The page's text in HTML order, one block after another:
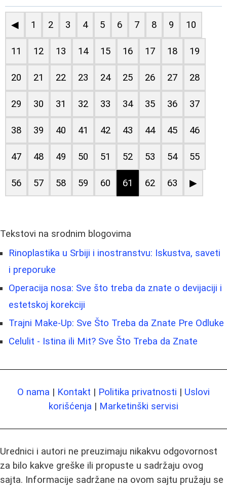
◀ 1 2 3 4 5 6 7 8 9 10
11 12 13 14 15 16 17 18 19
20 21 22 23 24 25 26 27 28
29 30 31 32 33 34 35 36 37
38 39 40 41 42 43 44 45 46
47 48 49 50 51 52 53 54 55
56 57 58 59 60 61 62 63 ▶
Tekstovi na srodnim blogovima
Rinoplastika u Srbiji i inostranstvu: Iskustva, saveti
i preporuke
Operacija nosa: Sve što treba da znate o devijaciji i
estetskoj korekciji
Trajni Make-Up: Sve Što Treba da Znate Pre Odluke
Celulit - Istina ili Mit? Sve Što Treba da Znate
O nama | Kontakt | Politika privatnosti | Uslovi
korišćenja | Marketinški servisi
Urednici i autori ne preuzimaju nikakvu odgovornost
za bilo kakve greške ili propuste u sadržaju ovog
sajta. Informacije sadržane na ovom sajtu pružaju se